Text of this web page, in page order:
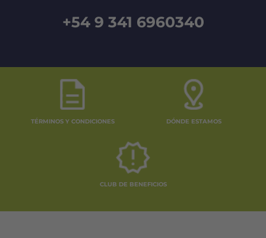
+54 9 341 6960340
TÉRMINOS Y CONDICIONES DÓNDE ESTAMOS
CLUB DE BENEFICIOS